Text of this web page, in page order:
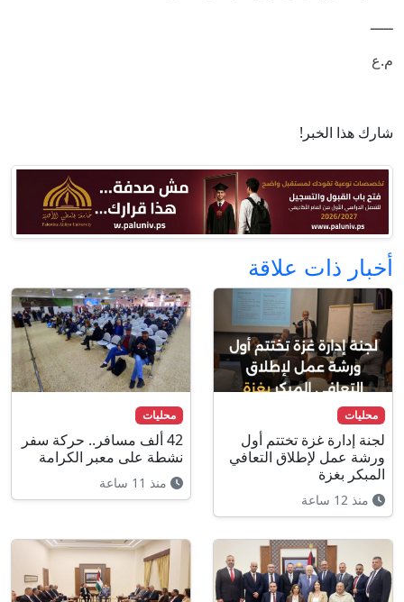
ـــــ
م.ع
شارك هذا الخبر!
أخبار ذات علاقة
محليات
لجنة إدارة غزة تختتم أول
ورشة عمل لإطلاق التعافي
المبكر بغزة
منذ 12 ساعة
محليات
42 ألف مسافر.. حركة سفر
نشطة على معبر الكرامة
منذ 11 ساعة